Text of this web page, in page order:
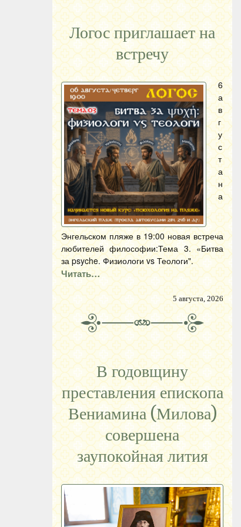
Логос приглашает на
встречу
6
а
в
г
у
с
т
а
н
а
Энгельском пляже в 19:00 новая встреча
любителей философии:Тема 3. «Битва
за psyche. Физиологи vs Теологи".
Читать…
5 августа, 2026
В годовщину
преставления епископа
Вениамина (Милова)
совершена
заупокойная лития